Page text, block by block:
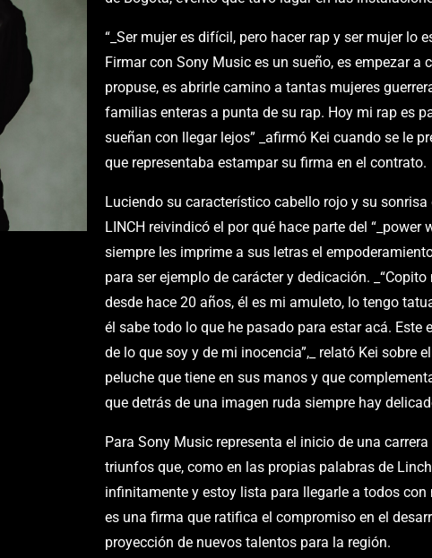
“_Ser mujer es difícil, pero hacer rap y ser mujer lo
Firmar con Sony Music es un sueño, es empezar a
propuse, es abrirle camino a tantas mujeres
familias enteras a punta de su rap. Hoy mi rap es
sueñan con llegar lejos” _afirmó Kei cuando se le
que representaba estampar su firma en el contrato.
Luciendo su característico cabello rojo y su sonrisa
LINCH reivindicó el por qué hace parte del “_power
siempre les imprime a sus letras el
para ser ejemplo de carácter y dedicación.
desde hace 20 años, él es mi amuleto, lo tengo
él sabe todo lo que he pasado para estar acá. Este
de lo que soy y de mi inocencia”,_ relató Kei sobre
peluche que tiene en sus manos y que
que detrás de una imagen ruda siempre hay
Para Sony Music representa el inicio de una
triunfos que, como en las propias palabras de
infinitamente y estoy lista para llegarle a todos con
es una firma que ratifica el compromiso en el
proyección de nuevos talentos para la región.